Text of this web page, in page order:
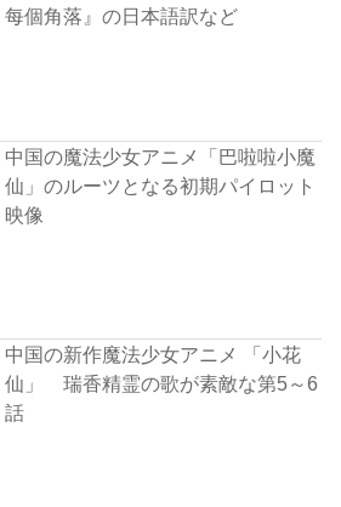
每個角落』の日本語訳など
中国の魔法少女アニメ「巴啦啦小魔
仙」のルーツとなる初期パイロット
映像
中国の新作魔法少女アニメ 「小花
仙」 瑞香精霊の歌が素敵な第5～6
話